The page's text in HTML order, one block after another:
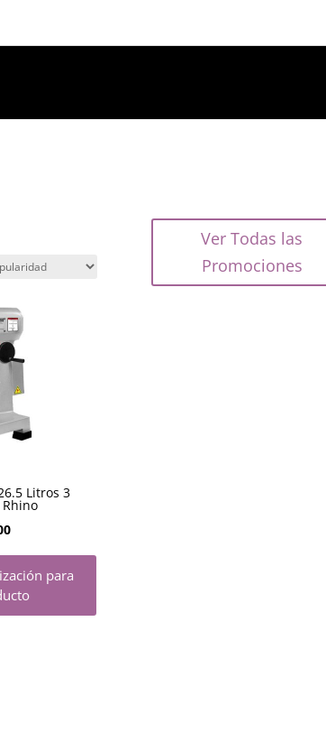
Litros 3
Rhino
El
precio
actual
es:
para
Ver Todas las
Promociones